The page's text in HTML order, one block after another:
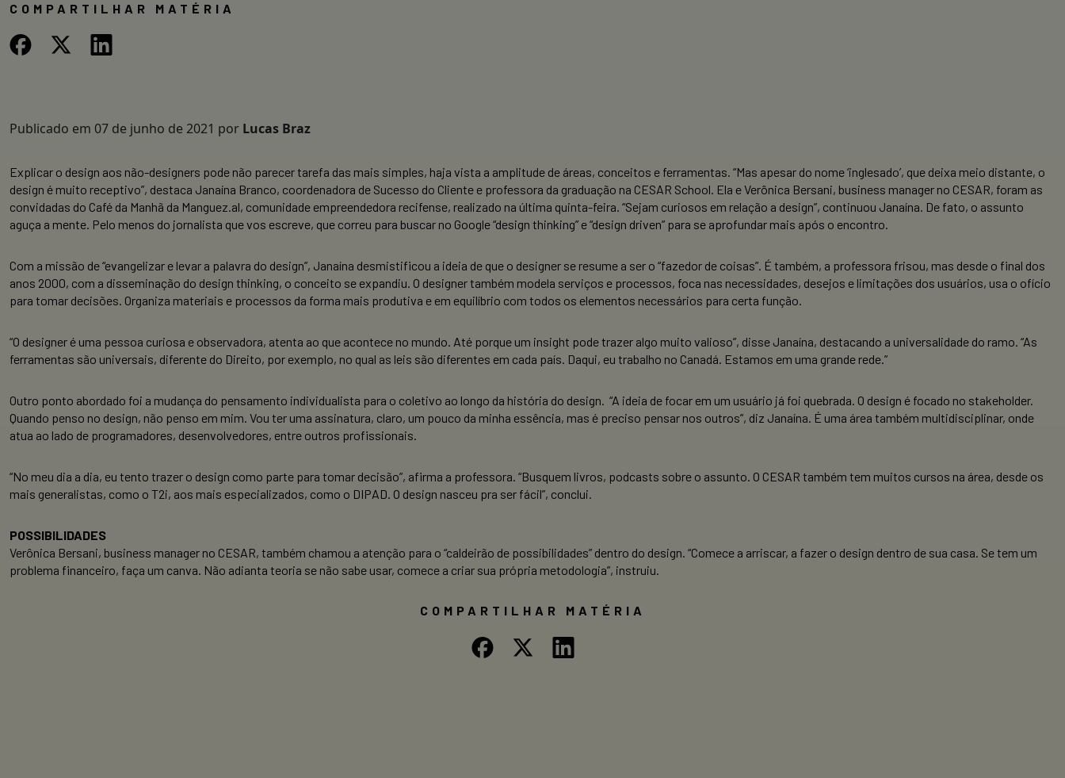
COMPARTILHAR MATÉRIA
Publicado em 07 de junho de 2021 por Lucas Braz
Explicar o design aos não-designers pode não parecer tarefa das mais simples, haja vista a amplitude de áreas, conceitos e ferramentas. “Mas apesar do nome ‘inglesado’, que deixa meio distante, o
design é muito receptivo”, destaca Janaína Branco, coordenadora de Sucesso do Cliente e professora da graduação na CESAR School. Ela e Verônica Bersani, business manager no CESAR, foram as
convidadas do Café da Manhã da Manguez.al, comunidade empreendedora recifense, realizado na última quinta-feira. “Sejam curiosos em relação a design”, continuou Janaína. De fato, o assunto
aguça a mente. Pelo menos do jornalista que vos escreve, que correu para buscar no Google “design thinking” e “design driven” para se aprofundar mais após o encontro.
Com a missão de “evangelizar e levar a palavra do design”, Janaína desmistificou a ideia de que o designer se resume a ser o “fazedor de coisas”. É também, a professora frisou, mas desde o final dos
anos 2000, com a disseminação do design thinking, o conceito se expandiu. O designer também modela serviços e processos, foca nas necessidades, desejos e limitações dos usuários, usa o ofício
para tomar decisões. Organiza materiais e processos da forma mais produtiva e em equilíbrio com todos os elementos necessários para certa função.
“O designer é uma pessoa curiosa e observadora, atenta ao que acontece no mundo. Até porque um insight pode trazer algo muito valioso”, disse Janaína, destacando a universalidade do ramo. “As
ferramentas são universais, diferente do Direito, por exemplo, no qual as leis são diferentes em cada país. Daqui, eu trabalho no Canadá. Estamos em uma grande rede.”
Outro ponto abordado foi a mudança do pensamento individualista para o coletivo ao longo da história do design. “A ideia de focar em um usuário já foi quebrada. O design é focado no stakeholder.
Quando penso no design, não penso em mim. Vou ter uma assinatura, claro, um pouco da minha essência, mas é preciso pensar nos outros”, diz Janaína. É uma área também multidisciplinar, onde
atua ao lado de programadores, desenvolvedores, entre outros profissionais.
“No meu dia a dia, eu tento trazer o design como parte para tomar decisão”, afirma a professora. “Busquem livros, podcasts sobre o assunto. O CESAR também tem muitos cursos na área, desde os
mais generalistas, como o T2i, aos mais especializados, como o DIPAD. O design nasceu pra ser fácil”, conclui.
POSSIBILIDADES
Verônica Bersani, business manager no CESAR, também chamou a atenção para o “caldeirão de possibilidades” dentro do design. “Comece a arriscar, a fazer o design dentro de sua casa. Se tem um
problema financeiro, faça um canva. Não adianta teoria se não sabe usar, comece a criar sua própria metodologia”, instruiu.
COMPARTILHAR MATÉRIA